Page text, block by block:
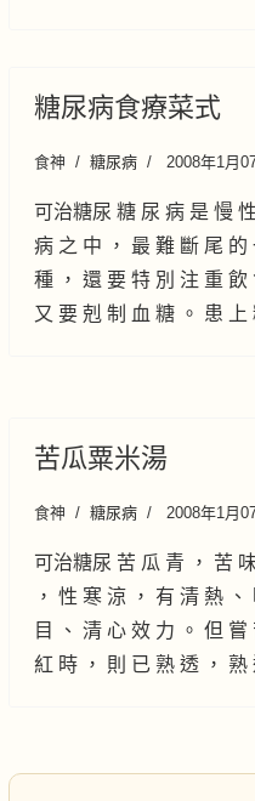
糖尿病食療菜式
食神 糖尿病 2008年1月
可治糖尿 糖 尿 病 是 慢
病 之 中 ， 最 難 斷 尾 的
種 ， 還 要 特 別 注 重 飲
又 要 剋 制 血 糖 。 患
苦瓜粟米湯
食神 糖尿病 2008年1月
可治糖尿 苦 瓜 青 ， 苦
， 性 寒 涼 ， 有 清 熱 、
目 、 清 心 效 力 。 但
紅 時 ， 則 已 熟 透 ， 熟